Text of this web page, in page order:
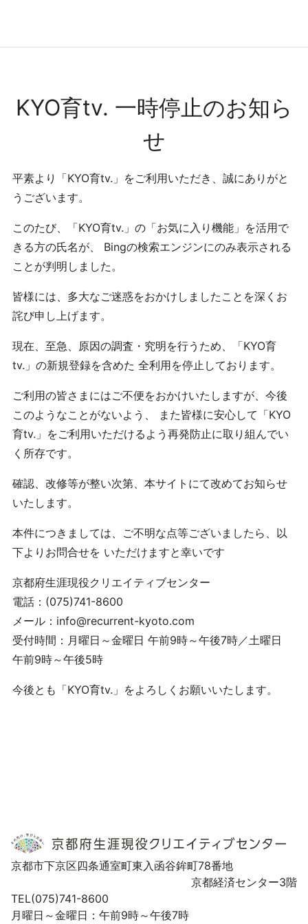
コンテンツへ
ホーム
KYO育tv. 一時停止のお知ら
せ
平素より「KYO育tv.」をご利用いただき、誠にありがと
うございます。
このたび、「KYO育tv.」の「お気に入り機能」を活用で
きる方の氏名が、 Bingの検索エンジンにのみ表示される
ことが判明しました。
皆様には、多大なご迷惑をおかけしましたことを深くお
詫び申し上げます。
現在、至急、原因の調査・究明を行うため、「KYO育
tv.」の新規登録を含めた 全利用を停止しております。
ご利用の皆さまにはご不便をおかけいたしますが、今後
このようなことがないよう、 また皆様に安心して「KYO
育tv.」をご利用いただけるよう再発防止に取り組んでい
く所存です。
確認、改修等が整い次第、本サイトにて改めてお知らせ
いたします。
本件につきましては、ご不明な点等ございましたら、以
下よりお問合せを いただけますと幸いです
京都府生涯現役クリエイティブセンター
電話：(075)741-8600
メール：info@recurrent-kyoto.com
受付時間：月曜日～金曜日 午前9時～午後7時／土曜日
午前9時～午後5時
今後とも「KYO育tv.」をよろしくお願いいたします。
京都市下京区四条通室町東入函谷鉾町78番地
京都経済センター3階
TEL(075)741-8600
月曜日～金曜日：午前9時～午後7時